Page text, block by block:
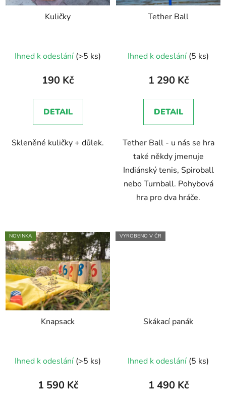
Kuličky
Ihned k odeslání (>5 ks)
190 Kč
DETAIL
Skleněné kuličky + důlek.
Tether Ball
hodnocení
produktu
5,0
z
hvězdiček.
Ihned k odeslání (5 ks)
1 290 Kč
DETAIL
Tether Ball - u nás se hra
také někdy jmenuje
Indiánský tenis, Spiroball
nebo Turnball. Pohybová
hra pro dva hráče.
NOVINKA
Knapsack
Ihned k odeslání (>5 ks)
1 590 Kč
VYROBENO V ČR
Skákací panák
hodnocení
produktu
Ihned k odeslání (5 ks)
1 490 Kč